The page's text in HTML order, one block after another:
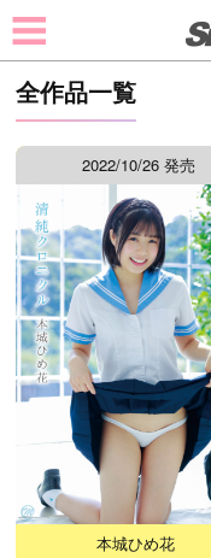
全作品一覧
2022/10/26 発売
本城ひめ花